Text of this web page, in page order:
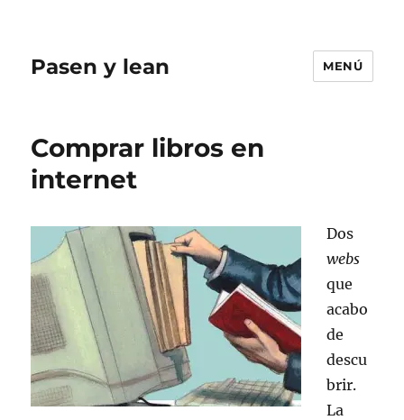
Pasen y lean MENÚ
Comprar libros en
internet
Dos
webs
que
acabo
de
descu
brir.
La